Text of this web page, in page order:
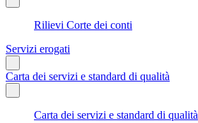
Rilievi Corte dei conti
Servizi erogati
Carta dei servizi e standard di qualità
Carta dei servizi e standard di qualità